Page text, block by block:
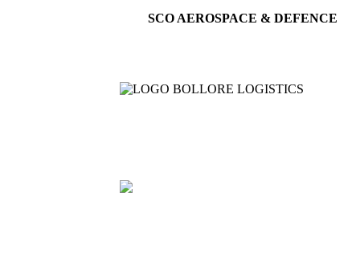
SCO AEROSPACE & DEFENCE